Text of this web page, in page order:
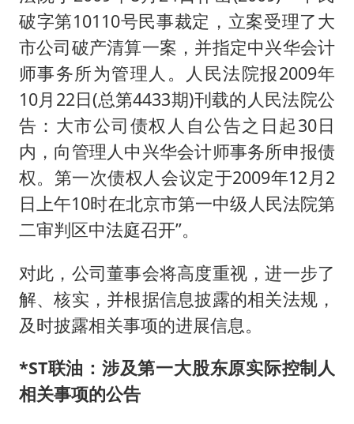
破字第10110号民事裁定，立案受理了大
市公司破产清算一案，并指定中兴华会计
师事务所为管理人。人民法院报2009年
10月22日(总第4433期)刊载的人民法院公
告：大市公司债权人自公告之日起30日
内，向管理人中兴华会计师事务所申报债
权。第一次债权人会议定于2009年12月2
日上午10时在北京市第一中级人民法院第
二审判区中法庭召开”。
对此，公司董事会将高度重视，进一步了
解、核实，并根据信息披露的相关法规，
及时披露相关事项的进展信息。
*ST联油：涉及第一大股东原实际控制人
相关事项的公告